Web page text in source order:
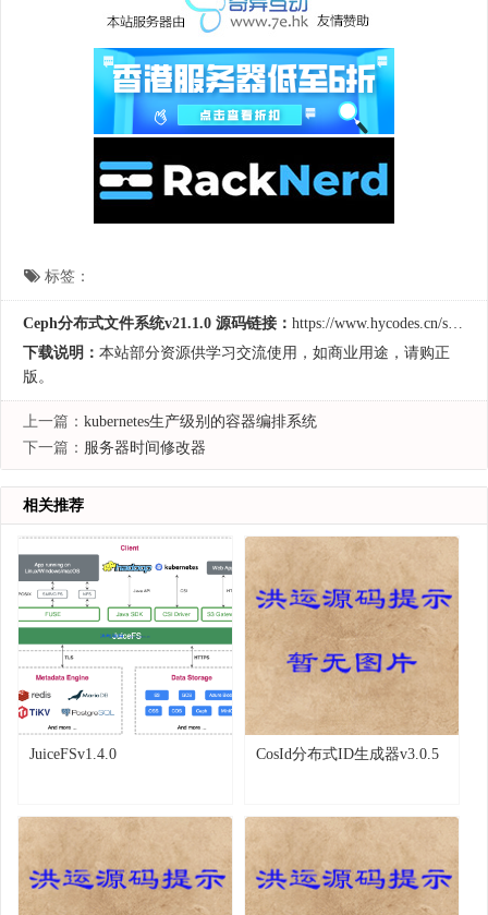
标签：
Ceph分布式文件系统v21.1.0 源码链接： https://www.hycodes.cn/server/1017.html
下载说明： 本站部分资源供学习交流使用，如商业用途，请购正
版。
上一篇： kubernetes生产级别的容器编排系统
下一篇： 服务器时间修改器
相关推荐
JuiceFSv1.4.0 CosId分布式ID生成器v3.0.5